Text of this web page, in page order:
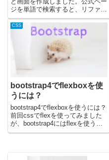
ジを単語で検索すると、リファレ
ンスとして機能してくれます。実
際に使用していく時は下記の公式
ページで検索しながら使うことを
おすすめします。(ページ上部の
「Quick sea...
CSS
bootstrap4でflexboxを使
うには？
bootstrap4でflexboxを使うには？
前回cssでflexを使ってみました
が、bootstrap4にはflexを使うた
めのクラスが用意されているので
サンプルを書いてどう動...